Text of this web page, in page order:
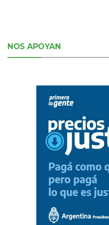
NOS APOYAN